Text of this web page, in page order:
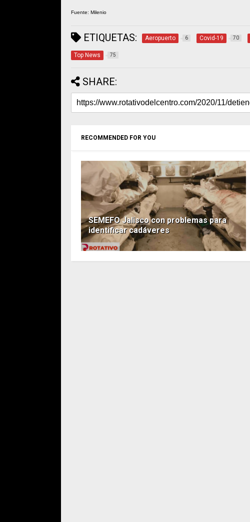
Fuente: Milenio
ETIQUETAS: Aeropuerto 6 Covid-19 70
Top News 75
SHARE:
RECOMMENDED FOR YOU
SEMEFO Jalisco con problemas para
identificar cadáveres